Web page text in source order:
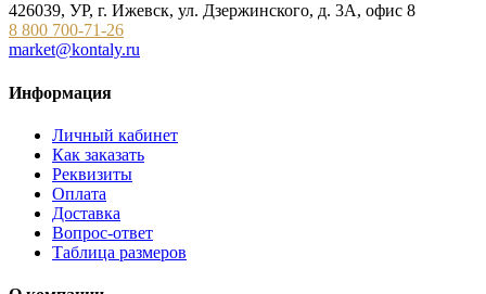
426039, УР, г. Ижевск, ул. Дзержинского, д. 3А, офис 8
8 800 700-71-26
market@kontaly.ru
Информация
Личный кабинет
Как заказать
Реквизиты
Оплата
Доставка
Вопрос-ответ
Таблица размеров